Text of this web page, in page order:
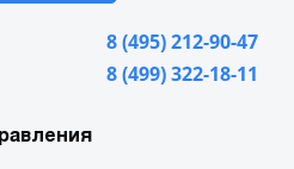
8 (495) 212-90-47
8 (499) 322-18-11